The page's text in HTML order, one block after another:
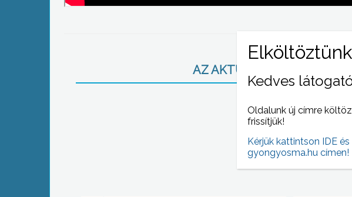
AZ AKTUÁLIS NAPI HÍREI
Kedves
Oldalunk új címre
frissítjük!
Kérjük kattintson IDE
gyongyosma.hu címen!